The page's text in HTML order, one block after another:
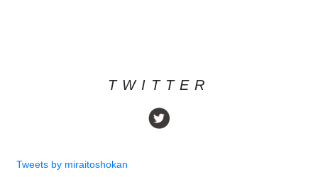
TWITTER
Tweets by miraitoshokan